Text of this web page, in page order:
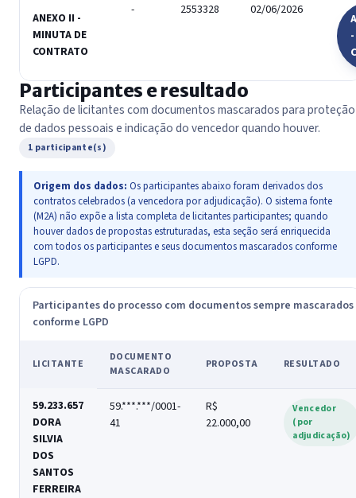
ANEXO II -
MINUTA DE
CONTRATO
- 2553328 02/06/2026
Participantes e resultado
Relação de licitantes com documentos mascarados para proteção
de dados pessoais e indicação do vencedor quando houver.
1 participante(s)
Origem dos dados: Os participantes abaixo foram derivados dos
contratos celebrados (a vencedora por adjudicação). O sistema fonte
(M2A) não expõe a lista completa de licitantes participantes; quando
houver dados de propostas estruturadas, esta seção será enriquecida
com todos os participantes e seus documentos mascarados conforme
LGPD.
Participantes do processo com documentos sempre mascarados
conforme LGPD
LICITANTE
DOCUMENTO
MASCARADO
PROPOSTA RESULTADO
59.233.657
DORA
SILVIA
DOS
SANTOS
FERREIRA
59.***.***/0001-
41
R$
22.000,00
Vencedor
(por
adjudicação)